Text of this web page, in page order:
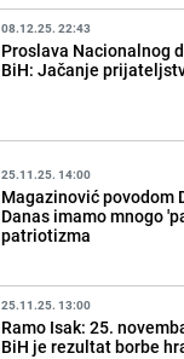
08.12.25. 22:43
Proslava Nacionalnog
BiH: Jačanje
25.11.25. 14:00
Magazinović povodom
Danas imamo mnogo
patriotizma
25.11.25. 13:00
Ramo Isak: 25.
BiH je rezultat borbe